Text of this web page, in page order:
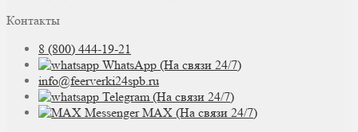
Контакты
8 (800) 444-19-21
WhatsApp (На связи 24/7)
info@feerverki24spb.ru
Telegram (На связи 24/7)
MAX (На связи 24/7)